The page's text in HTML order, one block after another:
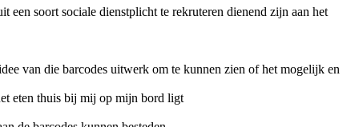
een soort sociale dienstplicht te rekruteren dienend zijn aan het
van die barcodes uitwerk om te kunnen zien of het mogelijk en
eten thuis bij mij op mijn bord ligt